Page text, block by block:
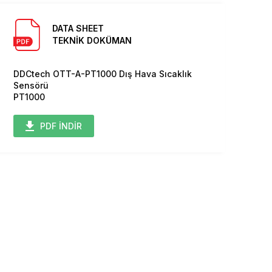
DATA SHEET
TEKNİK DOKÜMAN
DDCtech OTT-A-PT1000 Dış Hava Sıcaklık
Sensörü
PT1000
PDF İNDİR